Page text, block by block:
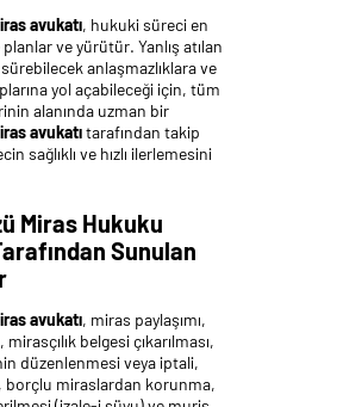
avukatı, hukuki süreci en
ve yürütür. Yanlış atılan
sürebilecek anlaşmazlıklara ve
yol açabileceği için, tüm
alanında uzman bir
avukatıtarafından takip
sağlıklı ve hızlı ilerlemesini
Miras Hukuku
Sunulan
avukatı, miras paylaşımı,
belgesi çıkarılması,
düzenlenmesi veya iptali,
borçlu miraslardan korunma,